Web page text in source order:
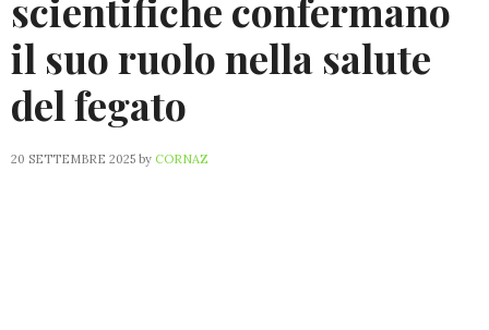
scientifiche confermano
il suo ruolo nella salute
del fegato
20 SETTEMBRE 2025 by CORNAZ